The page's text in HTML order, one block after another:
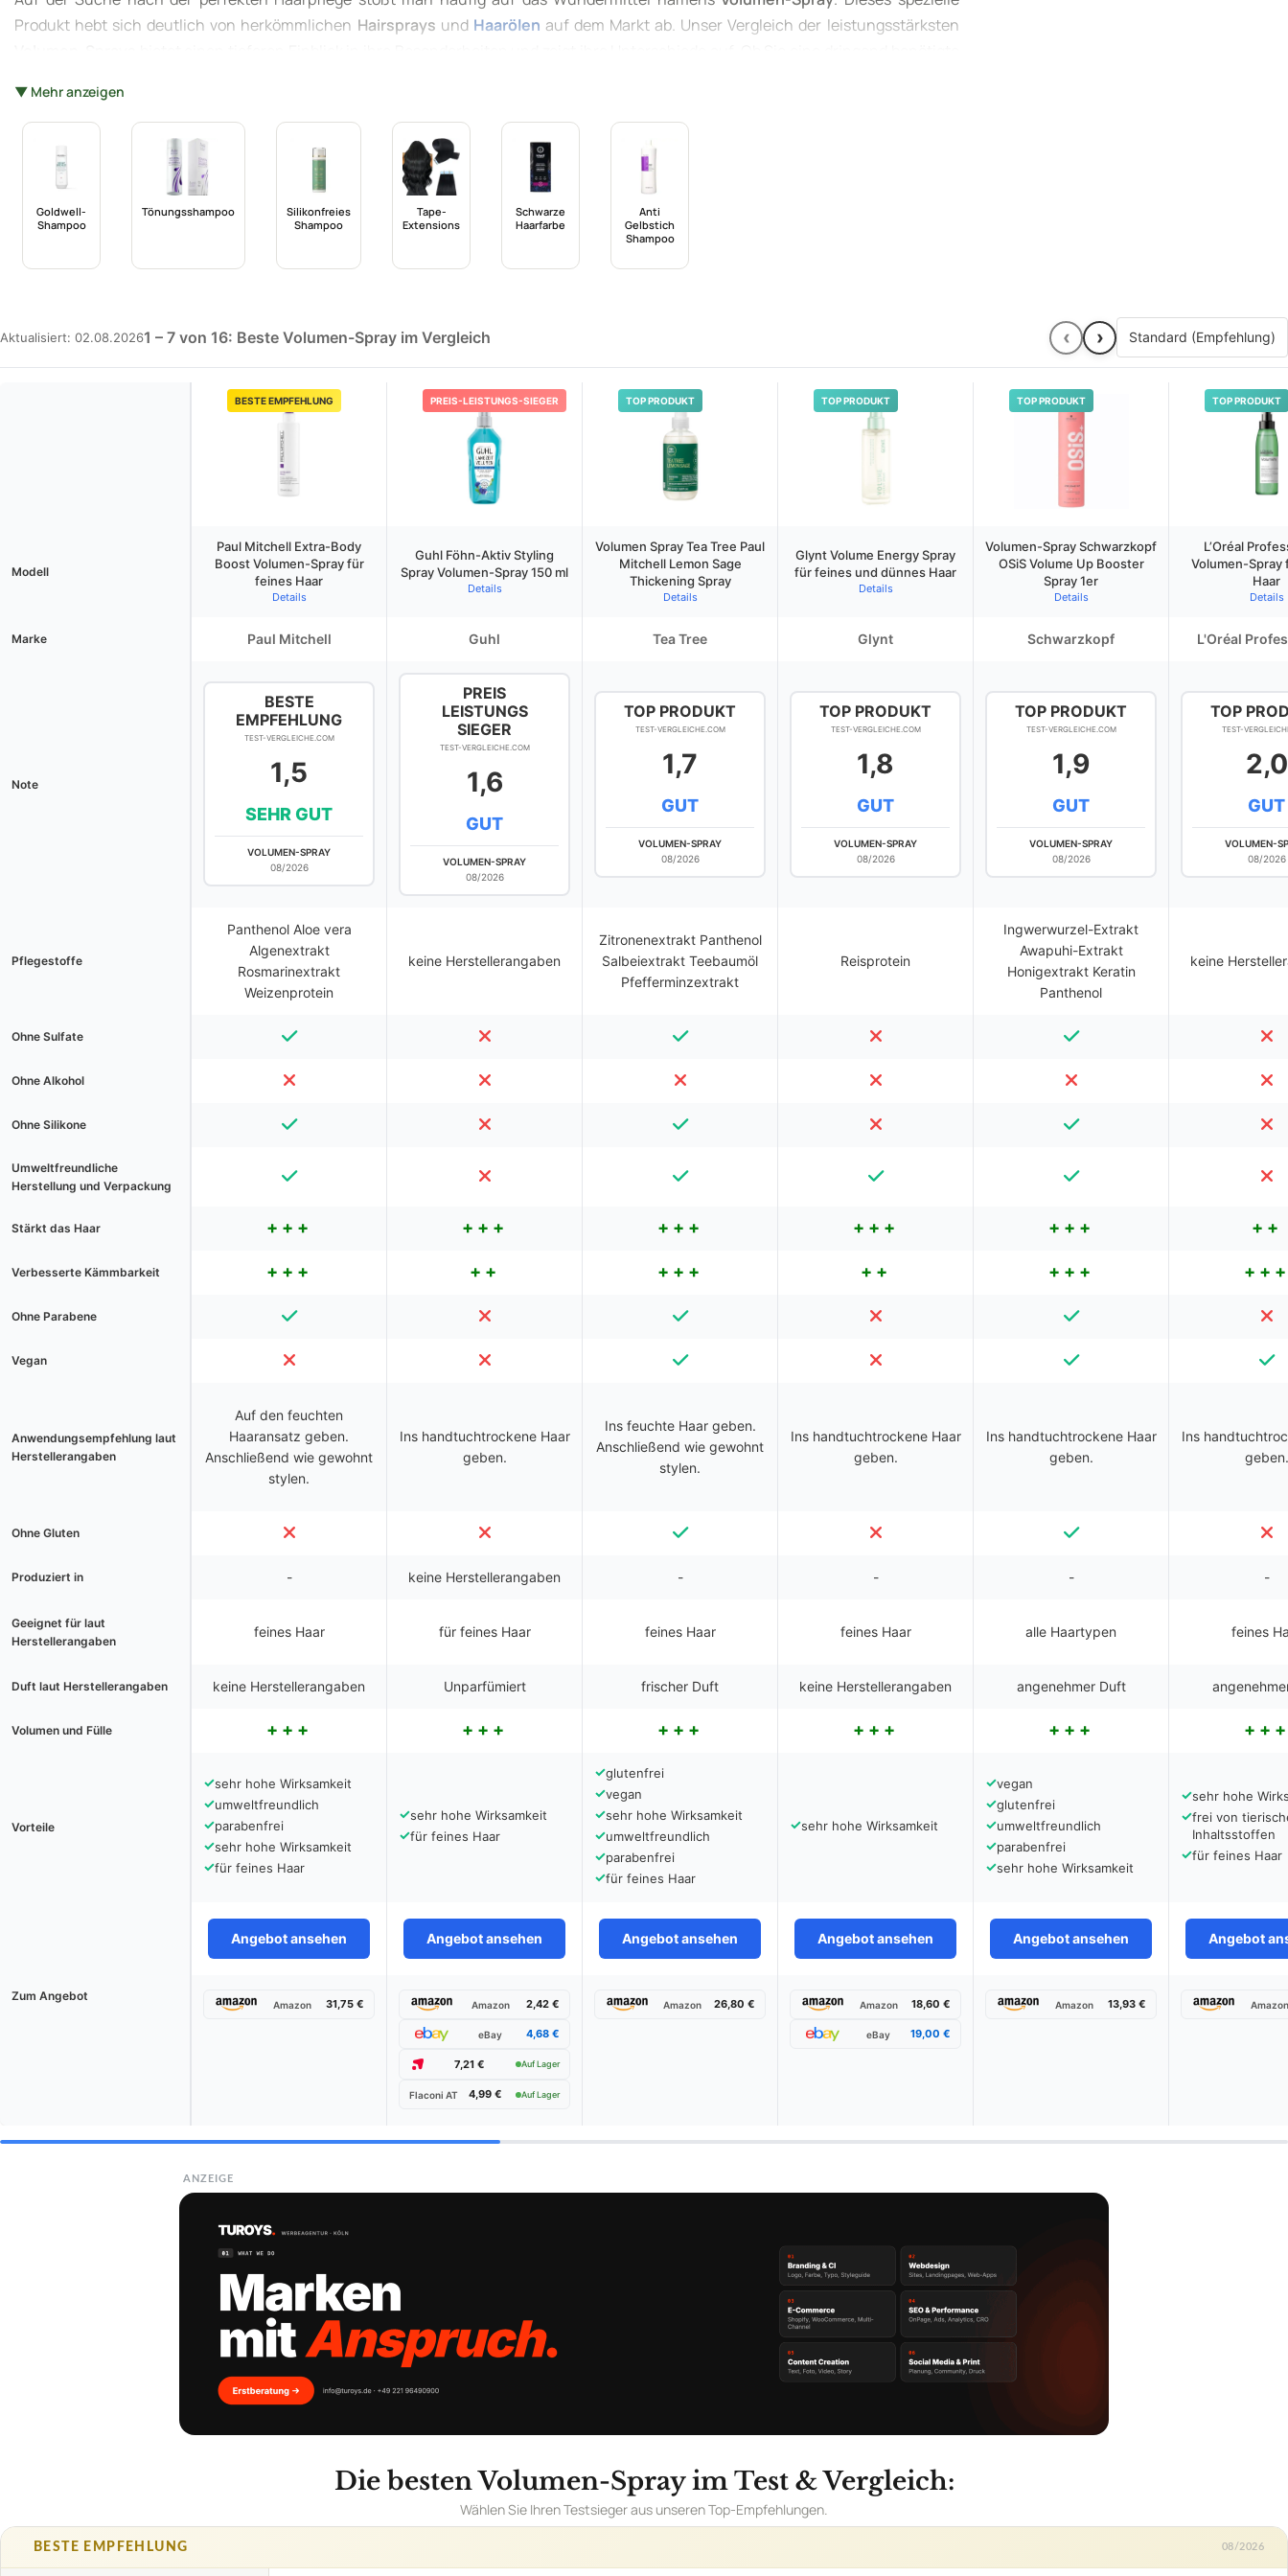
Produkt hebt sich deutlich von herkömmlichen Hairsprays und Haarölen auf dem Markt ab. Unser Vergleich der leistungsstärksten
kann den Unterschied machen. Lassen Sie uns zusammen die besten Optionen prüfen.
▼ Mehr anzeigen
Goldwell-
Shampoo
Tönungsshampoo
Silikonfreies
Shampoo
Tape-
Extensions
Schwarze
Haarfarbe
Anti
Gelbstich
Shampoo
Aktualisiert: 02.08.20261 – 7 von 16: Beste Volumen-Spray im Vergleich ‹ ›
BESTE EMPFEHLUNG PREIS-LEISTUNGS-SIEGER TOP PRODUKT TOP PRODUKT TOP PRODUKT TOP PRODUKT
Modell
Paul Mitchell Extra-Body
Boost Volumen-Spray für
feines Haar
Details
Guhl Föhn-Aktiv Styling
Spray Volumen-Spray 150 ml
Details
Volumen Spray Tea Tree Paul
Mitchell Lemon Sage
Thickening Spray
Details
Glynt Volume Energy Spray
für feines und dünnes Haar
Details
Volumen-Spray Schwarzkopf
OSiS Volume Up Booster
Spray 1er
Details
L’Oréal
Volumen-Spray
Haar
Details
Marke Paul Mitchell Guhl Tea Tree Glynt Schwarzkopf L'Oréal
Note
BESTE
EMPFEHLUNG
TEST-VERGLEICHE.COM
1,5
SEHR GUT
VOLUMEN-SPRAY
08/2026
PREIS
LEISTUNGS
SIEGER
TEST-VERGLEICHE.COM
1,6
GUT
VOLUMEN-SPRAY
08/2026
TOP PRODUKT
TEST-VERGLEICHE.COM
1,7
GUT
VOLUMEN-SPRAY
08/2026
TOP PRODUKT
TEST-VERGLEICHE.COM
1,8
GUT
VOLUMEN-SPRAY
08/2026
TOP PRODUKT
TEST-VERGLEICHE.COM
1,9
GUT
VOLUMEN-SPRAY
08/2026
TOP
TEST-
2,0
GUT
VOLUMEN-
08/2026
Pflegestoffe
Panthenol Aloe vera
Algenextrakt
Rosmarinextrakt
Weizenprotein
keine Herstellerangaben
Zitronenextrakt Panthenol
Salbeiextrakt Teebaumöl
Pfefferminzextrakt
Reisprotein
Ingwerwurzel-Extrakt
Awapuhi-Extrakt
Honigextrakt Keratin
Panthenol
keine
Ohne Sulfate
Ohne Alkohol
Ohne Silikone
Umweltfreundliche
Herstellung und Verpackung
Stärkt das Haar
Verbesserte Kämmbarkeit
Ohne Parabene
Vegan
Anwendungsempfehlung laut
Herstellerangaben
Auf den feuchten
Haaransatz geben.
Anschließend wie gewohnt
stylen.
Ins handtuchtrockene Haar
geben.
Ins feuchte Haar geben.
Anschließend wie gewohnt
stylen.
Ins handtuchtrockene Haar
geben.
Ins handtuchtrockene Haar
geben.
Ins
geben.
Ohne Gluten
Produziert in - keine Herstellerangaben - - - -
Geeignet für laut
Herstellerangaben
feines Haar für feines Haar feines Haar feines Haar alle Haartypen feines
Duft laut Herstellerangaben keine Herstellerangaben Unparfümiert frischer Duft keine Herstellerangaben angenehmer Duft
Volumen und Fülle
Vorteile
✓sehr hohe Wirksamkeit
✓umweltfreundlich
✓parabenfrei
✓sehr hohe Wirksamkeit
✓für feines Haar
✓sehr hohe Wirksamkeit
✓für feines Haar
✓glutenfrei
✓vegan
✓sehr hohe Wirksamkeit
✓umweltfreundlich
✓parabenfrei
✓für feines Haar
✓sehr hohe Wirksamkeit
✓vegan
✓glutenfrei
✓umweltfreundlich
✓parabenfrei
✓sehr hohe Wirksamkeit
✓sehr hohe
✓frei von
Inhaltsstoffen
✓für feines Haar
Angebot ansehen Angebot ansehen Angebot ansehen Angebot ansehen Angebot ansehen Angebot
Zum Angebot
Amazon 31,75 € Amazon 2,42 €
eBay 4,68 €
7,21 € Auf Lager
Flaconi AT 4,99 € Auf Lager
Amazon 26,80 € Amazon 18,60 €
eBay 19,00 €
Amazon 13,93 €
ANZEIGE
Die besten Volumen-Spray im Test & Vergleich:
Wählen Sie Ihren Testsieger aus unseren Top-Empfehlungen.
Paul Mitchell Extra-Body Boost Volumen-Spray für feines Haar
TECHNISCHE DETAILS
Panthenol Aloe vera Algenextrakt Rosmarinextrakt Weizenprotein Ohne Gluten